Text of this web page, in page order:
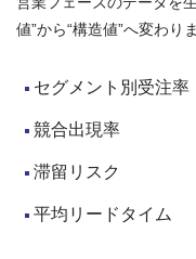
値”から“構造値”へ変わり
セグメント別受注率
競合出現率
滞留リスク
平均リードタイム